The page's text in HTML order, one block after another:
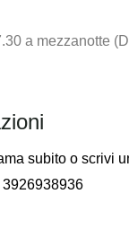
a mezzanotte
subito o scrivi
3926938936